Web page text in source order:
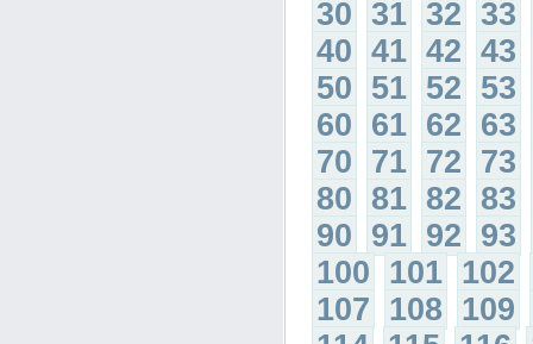
30 31 32 33
40 41 42 43
50 51 52 53
60 61 62 63
70 71 72 73
80 81 82 83
90 91 92 93
100 101 102
107 108 109